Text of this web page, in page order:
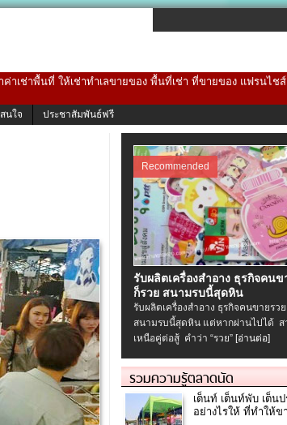
เช่าพื้นที่ ให้เช่าทำเลขายของ พื้นที่เช่า ที่ขายของ แฟรนไช
นใจ ประชาสัมพันธ์ฟรี
Recommended
รับผลิตเครื่องสําอาง ธุรกิจคน
ก็รวย สนามรบนี้สุดหิน
รับผลิตเครื่องสําอาง ธุรกิจคนขายรว
สนามรบนี้สุดหิน แต่หากผ่านไปได้ ส
เหนือคู่ต่อสู้ คำว่า “รวย” [อ่านต่อ]
รวมความรู้ตลาดนัด
เต็นท์ เต็นท์พับ เต็น
อย่างไรให้ ที่ทำให้ข